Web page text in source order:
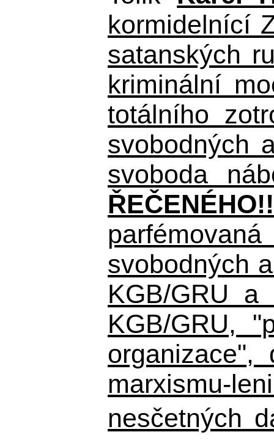
kormidelnící
satanských
kriminální
totálního
svobodných
svoboda
svobodných
KGB/GRU
KGB/GRU,
organizace",
marxismu-
nesčetných